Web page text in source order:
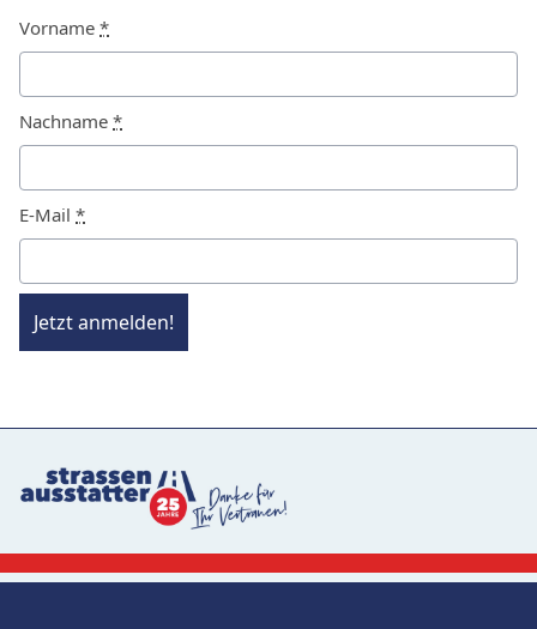
Vorname *
Nachname *
E-Mail *
Jetzt anmelden!